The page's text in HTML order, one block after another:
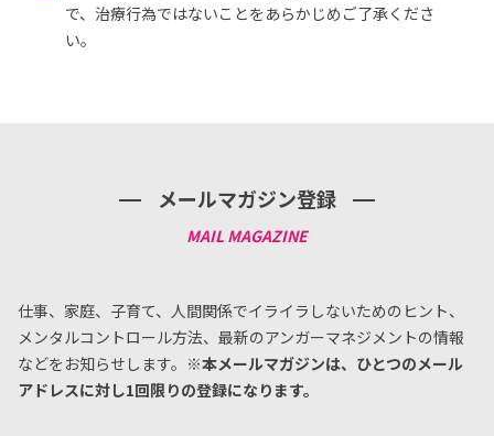
で、治療行為ではないことをあらかじめご了承くださ
い。
メールマガジン登録
仕事、家庭、子育て、人間関係でイライラしないためのヒント、
メンタルコントロール方法、 最新のアンガーマネジメントの情報
などをお知らせします。 ※本メールマガジンは、ひとつのメール
アドレスに対し1回限りの登録になります。